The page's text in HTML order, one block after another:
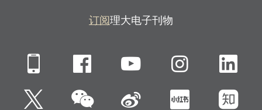
订阅理大电子刊物
Mobile FacebookYouTube
Twitter微信 新浪微博小红书知